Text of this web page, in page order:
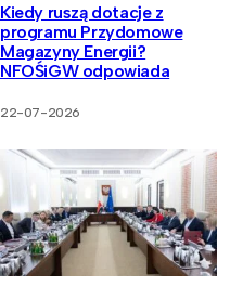
Kiedy ruszą dotacje z
programu Przydomowe
Magazyny Energii?
NFOŚiGW odpowiada
22-07-2026